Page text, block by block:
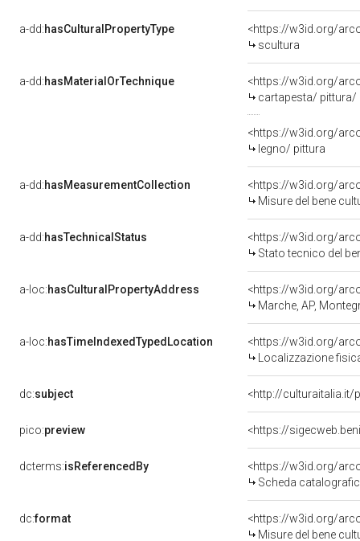
a-dd:hasCulturalPropertyType
<https://w3id.org/
scultura
a-dd:hasMaterialOrTechnique
<https://w3id.org/
cartapesta/ pittura/
<https://w3id.org/
legno/ pittura
a-dd:hasMeasurementCollection
<https://w3id.org/
Misure del bene
a-dd:hasTechnicalStatus
<https://w3id.org/
Stato tecnico del
a-loc:hasCulturalPropertyAddress
<https://w3id.org/
Marche, AP,
a-loc:hasTimeIndexedTypedLocation
<https://w3id.org/
Localizzazione
dc:subject <http://culturaitalia.it/
pico:preview <https://
dcterms:isReferencedBy
<https://w3id.org/
Scheda
dc:format
<https://w3id.org/
Misure del bene